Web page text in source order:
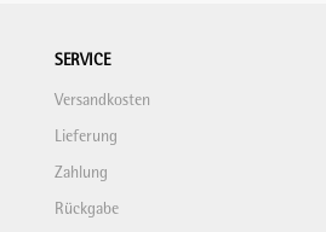
SERVICE
Versandkosten
Lieferung
Zahlung
Rückgabe